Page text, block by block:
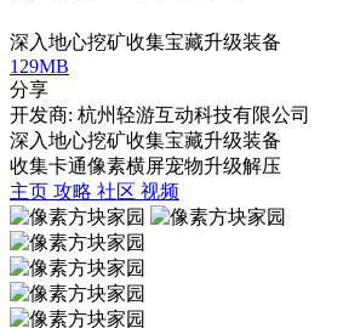
深入地心挖矿收集宝藏升级装备
129MB
分享
开发商: 杭州轻游互动科技有限公司
深入地心挖矿收集宝藏升级装备
收集卡通像素横屏宠物升级解压
主页 攻略 社区 视频